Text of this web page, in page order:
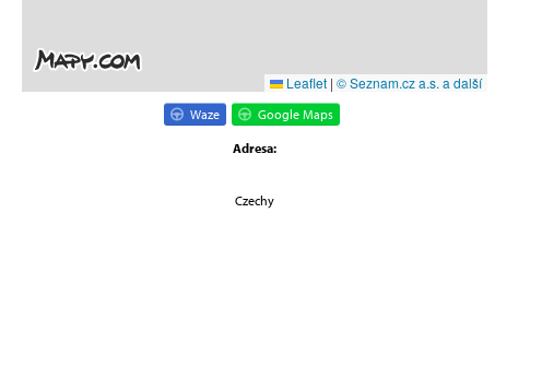
Leaflet | © Seznam.cz a.s. a další
Waze Google Maps
Adresa:
Czechy